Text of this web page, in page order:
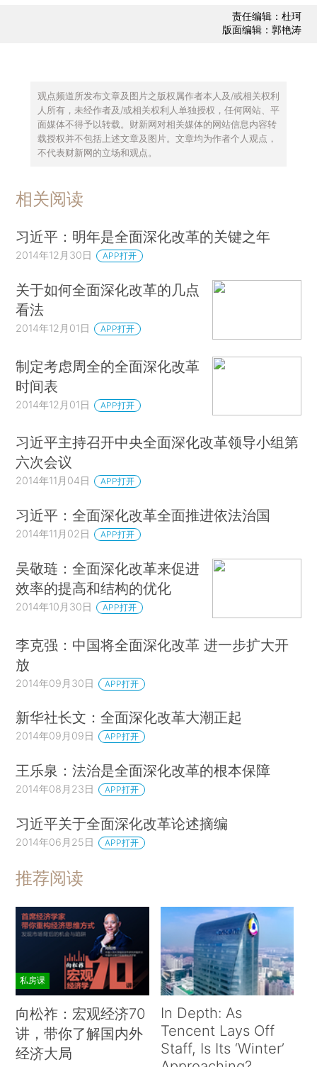
责任编辑：杜珂
版面编辑：郭艳涛
观点频道所发布文章及图片之版权属作者本人及/或相关权利
人所有，未经作者及/或相关权利人单独授权，任何网站、平
面媒体不得予以转载。财新网对相关媒体的网站信息内容转
载授权并不包括上述文章及图片。文章均为作者个人观点，
不代表财新网的立场和观点。
相关阅读
习近平：明年是全面深化改革的关键之年
2014年12月30日 APP打开
关于如何全面深化改革的几点
看法
2014年12月01日 APP打开
制定考虑周全的全面深化改革
时间表
2014年12月01日 APP打开
习近平主持召开中央全面深化改革领导小组第
六次会议
2014年11月04日 APP打开
习近平：全面深化改革全面推进依法治国
2014年11月02日 APP打开
吴敬琏：全面深化改革来促进
效率的提高和结构的优化
2014年10月30日 APP打开
李克强：中国将全面深化改革 进一步扩大开
放
2014年09月30日 APP打开
新华社长文：全面深化改革大潮正起
2014年09月09日 APP打开
王乐泉：法治是全面深化改革的根本保障
2014年08月23日 APP打开
习近平关于全面深化改革论述摘编
2014年06月25日 APP打开
推荐阅读
私房课
向松祚：宏观经济70
讲，带你了解国内外
经济大局
In Depth: As
Tencent Lays Off
Staff, Is Its ‘Winter’